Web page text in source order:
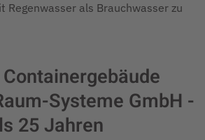
Regenwasser als Brauchwasser zu
Systeme GmbH -
25 Jahren